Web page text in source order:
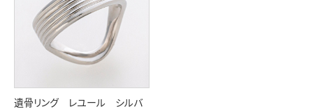
遺骨リング レユール シルバ